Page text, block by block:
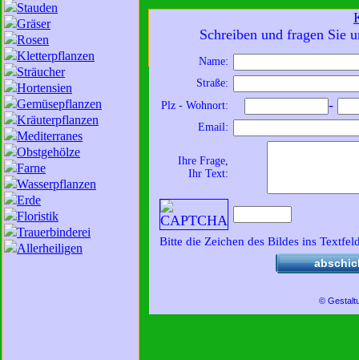
Stauden
Gräser
Rosen
Kletterpflanzen
Sträucher
Hortensien
Gemüsepflanzen
Kräuterpflanzen
Mediterranes
Obstgehölze
Farne
Wasserpflanzen
Erde
Floristik
Trauerbinderei
Allerheiligen
Wir sind für Sie da:
Mo - Fr: 8 - 18 Uhr
Sa: 8 - 13 Uhr
und freuen uns auf
Ihren Besuch.
Schreiben und fragen Sie
Name:
Straße:
Plz - Wohnort:
-
Email:
Ihre Frage,
Ihr Text:
Bitte die Zeichen des Bildes ins
©
Mit der Nutzung unserer Dienste
zur